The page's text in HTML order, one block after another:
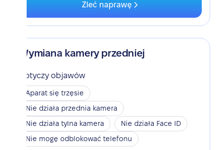
Zleć naprawę
Wymiana kamery przedniej
Dotyczy objawów
Aparat się trzęsie
Nie działa przednia kamera
Nie działa tylna kamera
Nie działa Face ID
Nie mogę odblokować telefonu